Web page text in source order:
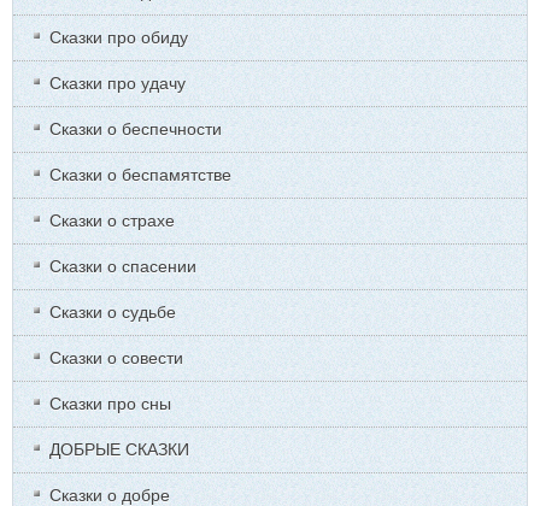
Сказки про обиду
Сказки про удачу
Сказки о беспечности
Сказки о беспамятстве
Сказки о страхе
Сказки о спасении
Сказки о судьбе
Сказки о совести
Сказки про сны
ДОБРЫЕ СКАЗКИ
Сказки о добре